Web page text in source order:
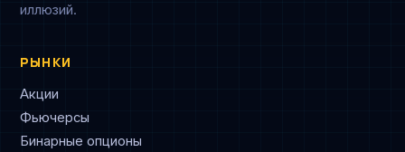
иллюзий.
РЫНКИ
Акции
Фьючерсы
Бинарные опционы